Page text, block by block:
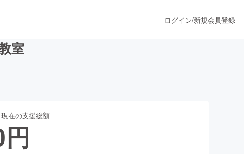
ンス
ログイン/新規会員登録
室
現在の支援総額
円